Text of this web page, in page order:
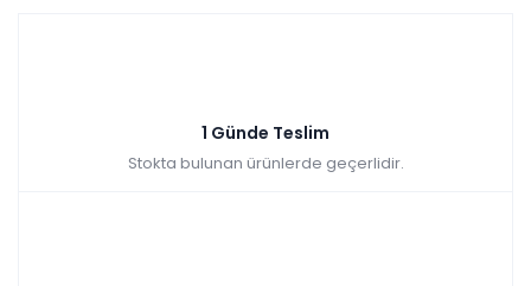
1 Günde Teslim
Stokta bulunan ürünlerde geçerlidir.